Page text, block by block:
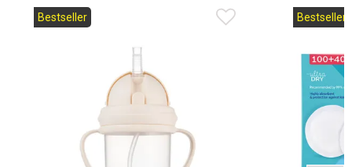
Bestseller Bestseller